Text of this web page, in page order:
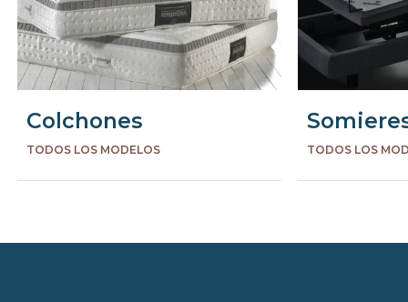
Colchones
TODOS LOS MODELOS TODOS LOS